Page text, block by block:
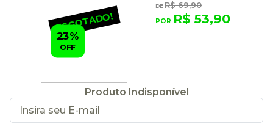
ESGOTADO!
R$ 69,90
R$ 53,90
23%
OFF
Produto Indisponível